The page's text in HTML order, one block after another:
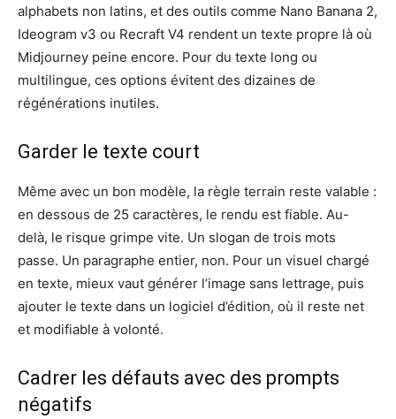
alphabets non latins, et des outils comme Nano Banana 2,
Ideogram v3 ou Recraft V4 rendent un texte propre là où
Midjourney peine encore. Pour du texte long ou
multilingue, ces options évitent des dizaines de
régénérations inutiles.
Garder le texte court
Même avec un bon modèle, la règle terrain reste valable :
en dessous de 25 caractères, le rendu est fiable. Au-
delà, le risque grimpe vite. Un slogan de trois mots
passe. Un paragraphe entier, non. Pour un visuel chargé
en texte, mieux vaut générer l’image sans lettrage, puis
ajouter le texte dans un logiciel d’édition, où il reste net
et modifiable à volonté.
Cadrer les défauts avec des prompts
négatifs